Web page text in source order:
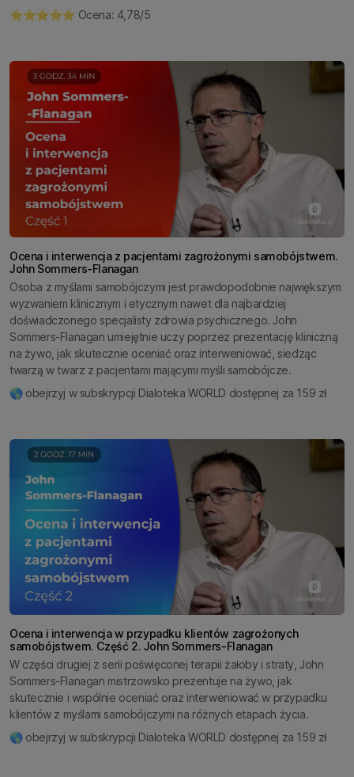
⭐️⭐️⭐️⭐️⭐️ Ocena: 4,78/5
Ocena i interwencja z pacjentami zagrożonymi samobójstwem.
John Sommers-Flanagan
Osoba z myślami samobójczymi jest prawdopodobnie największym
wyzwaniem klinicznym i etycznym nawet dla najbardziej
doświadczonego specjalisty zdrowia psychicznego. John
Sommers-Flanagan umiejętnie uczy poprzez prezentację kliniczną
na żywo, jak skutecznie oceniać oraz interweniować, siedząc
twarzą w twarz z pacjentami mającymi myśli samobójcze.
🌎 obejrzyj w subskrypcji Dialoteka WORLD dostępnej za 159 zł
Ocena i interwencja w przypadku klientów zagrożonych
samobójstwem. Część 2. John Sommers-Flanagan
W części drugiej z serii poświęconej terapii żałoby i straty, John
Sommers-Flanagan mistrzowsko prezentuje na żywo, jak
skutecznie i wspólnie oceniać oraz interweniować w przypadku
klientów z myślami samobójczymi na różnych etapach życia.
🌎 obejrzyj w subskrypcji Dialoteka WORLD dostępnej za 159 zł